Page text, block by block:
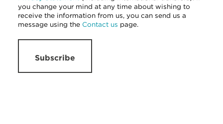
you change your mind at any time about wishing to
receive the information from us, you can send us a
message using the Contact us page.
Subscribe